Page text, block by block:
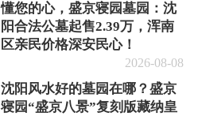
懂您的心，盛京寝园墓园：沈
阳合法公墓起售2.39万，浑南
区亲民价格深安民心！
2026-08-08
沈阳风水好的墓园在哪？盛京
寝园“盛京八景”复刻版藏纳皇